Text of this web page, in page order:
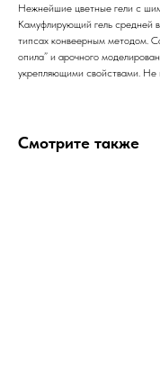
Нежнейшие цветные гели с
Камуфлирующий гель средней
типсах конвеерным методом.
опила” и арочного
укрепляющими свойствами. Не
Смотрите также